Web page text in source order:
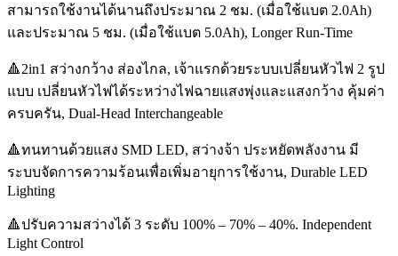
สามารถใช้งานได้นานถึงประมาณ 2 ชม. (เมื่อใช้แบต 2.0Ah)
และประมาณ 5 ชม. (เมื่อใช้แบต 5.0Ah), Longer Run-Time
🔺2in1 สว่างกว้าง ส่องไกล, เจ้าแรกด้วยระบบเปลี่ยนหัวไฟ 2 รูป
แบบ เปลี่ยนหัวไฟได้ระหว่างไฟฉายแสงพุ่งและแสงกว้าง คุ้มค่า
ครบครัน, Dual-Head Interchangeable
🔺ทนทานด้วยแสง SMD LED, สว่างจ้า ประหยัดพลังงาน มี
ระบบจัดการความร้อนเพื่อเพิ่มอายุการใช้งาน, Durable LED
Lighting
🔺ปรับความสว่างได้ 3 ระดับ 100% – 70% – 40%. Independent
Light Control